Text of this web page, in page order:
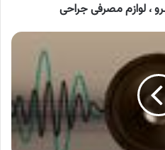
، لوازم مصرفی جراحی